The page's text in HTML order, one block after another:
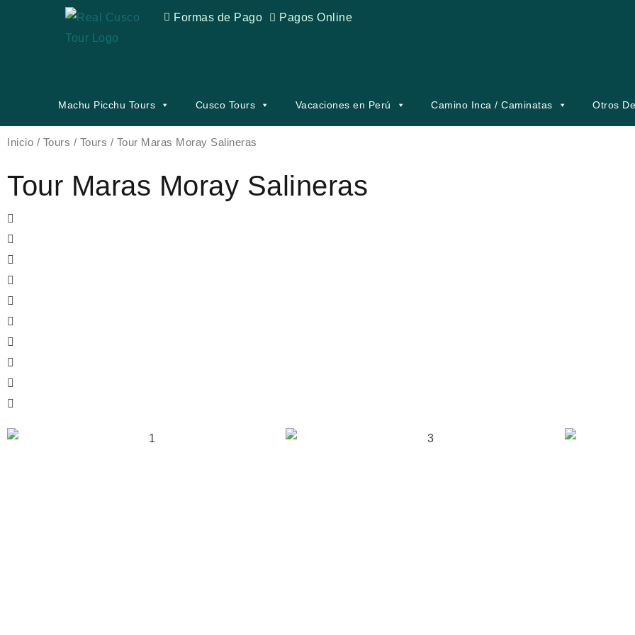
Formas de Pago Pagos Online
Machu Picchu Tours Cusco Tours Vacaciones en Perú Camino Inca / Caminatas Otros
Inicio / Tours / Tours / Tour Maras Moray Salineras
Tour Maras Moray Salineras